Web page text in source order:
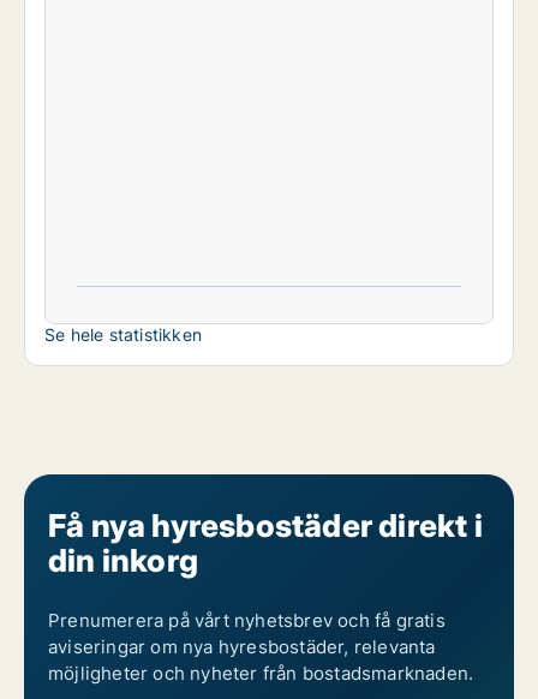
Se hele statistikken
Få nya hyresbostäder direkt i
din inkorg
Prenumerera på vårt nyhetsbrev och få gratis
aviseringar om nya hyresbostäder, relevanta
möjligheter och nyheter från bostadsmarknaden.